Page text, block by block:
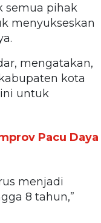
semua pihak
menyukseskan
mengatakan,
kota
untuk
Pacu Daya
menjadi
8 tahun,”